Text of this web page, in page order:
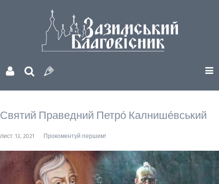
Святий Праведний Петро́ Калнише́вський
лист. 13, 2021 Прокоментуй першим!